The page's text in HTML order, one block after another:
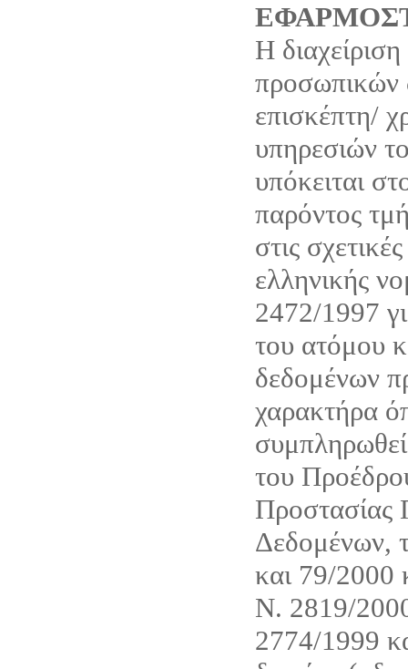
Η
προσωπικών
επισκέπτη/
υπηρεσιών
υπόκειται
παρόντος
στις
ελληνικής
2472/1997
του ατόμου
δεδομένων
χαρακτήρα
του
Προστασίας
Δεδομένων,
και 79/2000
Ν. 2819/
2774/1999